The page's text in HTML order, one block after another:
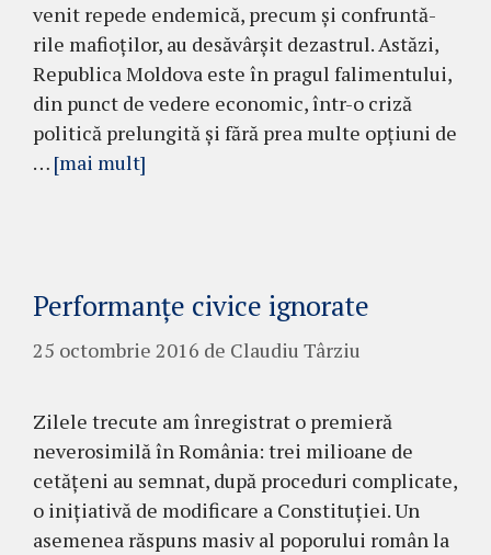
venit repede endemică, precum şi con­frun­tă­
rile mafioţilor, au desăvârşit dezas­trul. As­tăzi,
Republica Moldova este în pra­gul falimentului,
din punct de vedere econo­mic, într-o criză
politică prelungită şi fără prea multe opţiuni de
… [mai mult]
Performanţe civice ignorate
25 octombrie 2016 de Claudiu Târziu
Zilele trecute am înregistrat o premieră
neverosimilă în România: trei milioane de
cetăţeni au semnat, după pro­ceduri complicate,
o iniţiativă de modificare a Cons­titu­ţiei. Un
ase­menea răspuns masiv al po­po­rului român la